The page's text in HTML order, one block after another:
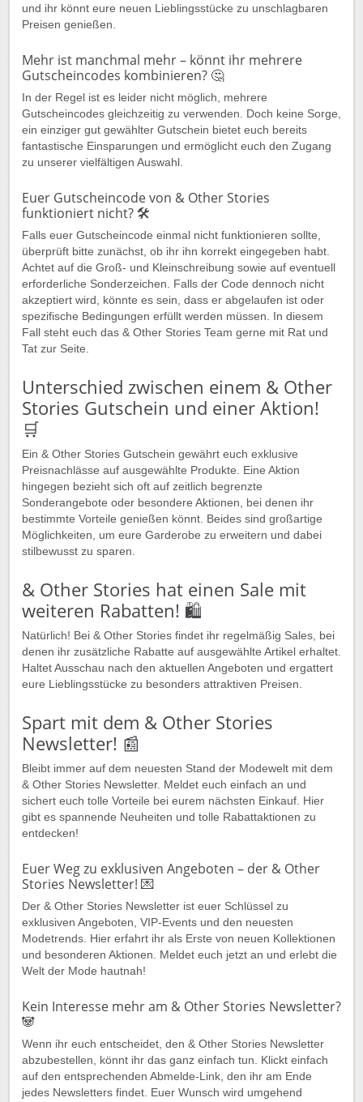
und ihr könnt eure neuen Lieblingsstücke zu unschlagbaren
Preisen genießen.
Mehr ist manchmal mehr – könnt ihr mehrere
Gutscheincodes kombinieren? 🤔
In der Regel ist es leider nicht möglich, mehrere
Gutscheincodes gleichzeitig zu verwenden. Doch keine Sorge,
ein einziger gut gewählter Gutschein bietet euch bereits
fantastische Einsparungen und ermöglicht euch den Zugang
zu unserer vielfältigen Auswahl.
Euer Gutscheincode von & Other Stories
funktioniert nicht? 🛠️
Falls euer Gutscheincode einmal nicht funktionieren sollte,
überprüft bitte zunächst, ob ihr ihn korrekt eingegeben habt.
Achtet auf die Groß- und Kleinschreibung sowie auf eventuell
erforderliche Sonderzeichen. Falls der Code dennoch nicht
akzeptiert wird, könnte es sein, dass er abgelaufen ist oder
spezifische Bedingungen erfüllt werden müssen. In diesem
Fall steht euch das & Other Stories Team gerne mit Rat und
Tat zur Seite.
Unterschied zwischen einem & Other
Stories Gutschein und einer Aktion!
🛒️
Ein & Other Stories Gutschein gewährt euch exklusive
Preisnachlässe auf ausgewählte Produkte. Eine Aktion
hingegen bezieht sich oft auf zeitlich begrenzte
Sonderangebote oder besondere Aktionen, bei denen ihr
bestimmte Vorteile genießen könnt. Beides sind großartige
Möglichkeiten, um eure Garderobe zu erweitern und dabei
stilbewusst zu sparen.
& Other Stories hat einen Sale mit
weiteren Rabatten! 🛍️
Natürlich! Bei & Other Stories findet ihr regelmäßig Sales, bei
denen ihr zusätzliche Rabatte auf ausgewählte Artikel erhaltet.
Haltet Ausschau nach den aktuellen Angeboten und ergattert
eure Lieblingsstücke zu besonders attraktiven Preisen.
Spart mit dem & Other Stories
Newsletter! 📰
Bleibt immer auf dem neuesten Stand der Modewelt mit dem
& Other Stories Newsletter. Meldet euch einfach an und
sichert euch tolle Vorteile bei eurem nächsten Einkauf. Hier
gibt es spannende Neuheiten und tolle Rabattaktionen zu
entdecken!
Euer Weg zu exklusiven Angeboten – der & Other
Stories Newsletter! 💌
Der & Other Stories Newsletter ist euer Schlüssel zu
exklusiven Angeboten, VIP-Events und den neuesten
Modetrends. Hier erfahrt ihr als Erste von neuen Kollektionen
und besonderen Aktionen. Meldet euch jetzt an und erlebt die
Welt der Mode hautnah!
Kein Interesse mehr am & Other Stories Newsletter?
🐼
Wenn ihr euch entscheidet, den & Other Stories Newsletter
abzubestellen, könnt ihr das ganz einfach tun. Klickt einfach
auf den entsprechenden Abmelde-Link, den ihr am Ende
jedes Newsletters findet. Euer Wunsch wird umgehend